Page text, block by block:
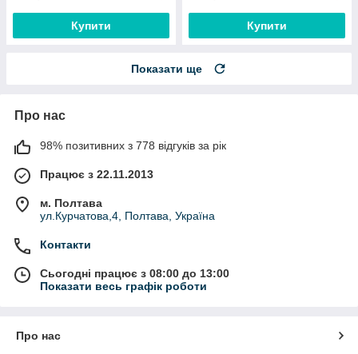
Купити Купити
Показати ще
Про нас
98% позитивних з 778 відгуків за рік
Працює з 22.11.2013
м. Полтава
ул.Курчатова,4, Полтава, Україна
Контакти
Сьогодні працює з 08:00 до 13:00
Показати весь графік роботи
Про нас